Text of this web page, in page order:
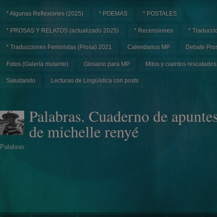
* Algunas Reflexiones (2025) * POEMAS * POSTALES
* PROSAS Y RELATOS (actualizado 2025) * Recensiones *
* Traducciones Feministas (Prosa) 2021 Calendarios MP Debate
Fotos (Galería mutante) Glosario para MP Mitos y cuentos rescatados
Saludando Lecturas de Lingüística con posts
Palabras. Cuaderno de
de michelle renyé
Palabras